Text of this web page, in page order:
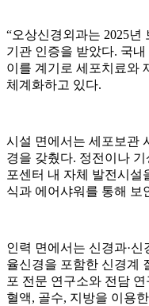
“오상신경외과는 2025년
기관 인증을 받았다. 국
이를 계기로 세포치료와
체계화하고 있다.
시설 면에서는 세포보관
경을 갖췄다. 정전이나
포센터 내 자체 발전시설
식과 에어샤워를 통해 보
인력 면에서는 신경과·
율신경을 포함한 신경계
포 전문 연구소와 전담
혈액, 골수, 지방을 이용